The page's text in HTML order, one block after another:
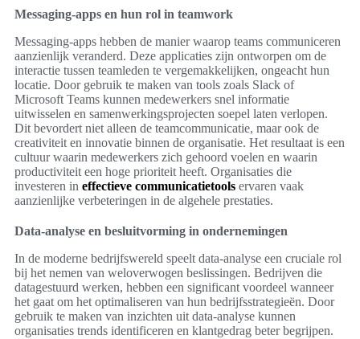
Messaging-apps en hun rol in teamwork
Messaging-apps hebben de manier waarop teams communiceren
aanzienlijk veranderd. Deze applicaties zijn ontworpen om de
interactie tussen teamleden te vergemakkelijken, ongeacht hun
locatie. Door gebruik te maken van tools zoals Slack of
Microsoft Teams kunnen medewerkers snel informatie
uitwisselen en samenwerkingsprojecten soepel laten verlopen.
Dit bevordert niet alleen de teamcommunicatie, maar ook de
creativiteit en innovatie binnen de organisatie. Het resultaat is een
cultuur waarin medewerkers zich gehoord voelen en waarin
productiviteit een hoge prioriteit heeft. Organisaties die
investeren in effectieve communicatietools ervaren vaak
aanzienlijke verbeteringen in de algehele prestaties.
Data-analyse en besluitvorming in ondernemingen
In de moderne bedrijfswereld speelt data-analyse een cruciale rol
bij het nemen van weloverwogen beslissingen. Bedrijven die
datagestuurd werken, hebben een significant voordeel wanneer
het gaat om het optimaliseren van hun bedrijfsstrategieën. Door
gebruik te maken van inzichten uit data-analyse kunnen
organisaties trends identificeren en klantgedrag beter begrijpen.